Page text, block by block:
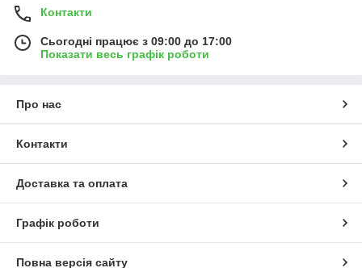
Контакти
Сьогодні працює з 09:00 до 17:00
Показати весь графік роботи
Про нас
Контакти
Доставка та оплата
Графік роботи
Повна версія сайту